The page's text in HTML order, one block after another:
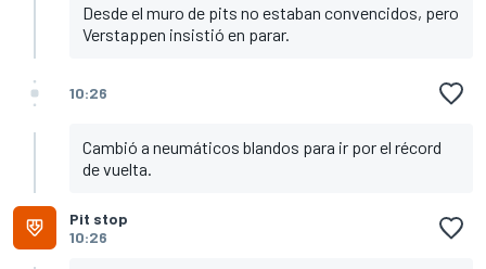
Desde el muro de pits no estaban convencidos, pero
Verstappen insistió en parar.
10:26
Cambió a neumáticos blandos para ir por el récord
de vuelta.
Pit stop
10:26